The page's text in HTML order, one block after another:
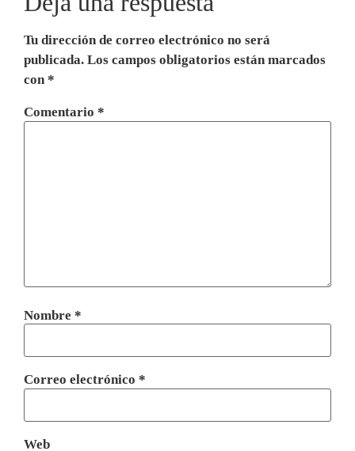
Tu dirección de correo electrónico no será
publicada. Los campos obligatorios están marcados
con*
Comentario *
Nombre *
Correo electrónico *
Web